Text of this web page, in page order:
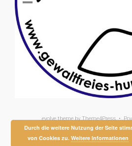
evolvetheme by Theme4Press •
Durch die weitere Nutzung der Seite
von Cookies zu.Weitere Informationen